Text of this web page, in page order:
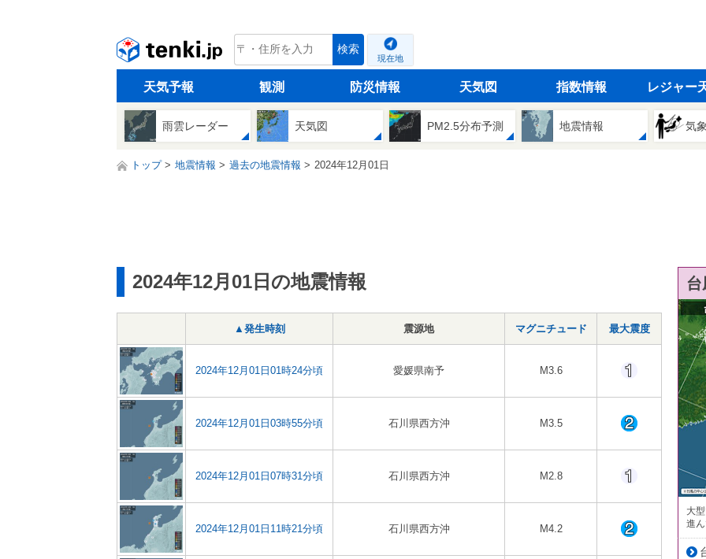
tenki.jp 検索
現在地
天気予報 観測 防災情報 天気図 指数情報 レジャー
雨雲レーダー 天気図 PM2.5分布予測 地震情報 気
トップ 地震情報 過去の地震情報 2024年12月01日
2024年12月01日の地震情報
▲発生時刻 震源地 マグニチュード 最大震度
2024年12月01日01時24分頃 愛媛県南予 M3.6
2024年12月01日03時55分頃 石川県西方沖 M3.5
2024年12月01日07時31分頃 石川県西方沖 M2.8
2024年12月01日11時21分頃 石川県西方沖 M4.2
大
進